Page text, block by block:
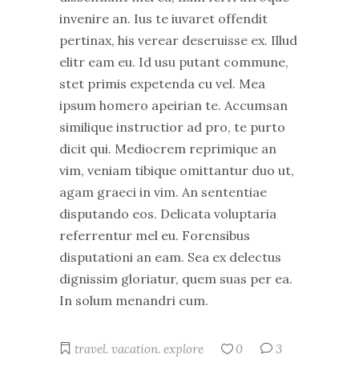
invenire an. Ius te iuvaret offendit
pertinax, his verear deseruisse ex. Illud
elitr eam eu. Id usu putant commune,
stet primis expetenda cu vel. Mea
ipsum homero apeirian te. Accumsan
similique instructior ad pro, te purto
dicit qui. Mediocrem reprimique an
vim, veniam tibique omittantur duo ut,
agam graeci in vim. An sententiae
disputando eos. Delicata voluptaria
referrentur mel eu. Forensibus
disputationi an eam. Sea ex delectus
dignissim gloriatur, quem suas per ea.
In solum menandri cum.
travel. vacation. explore 0 3